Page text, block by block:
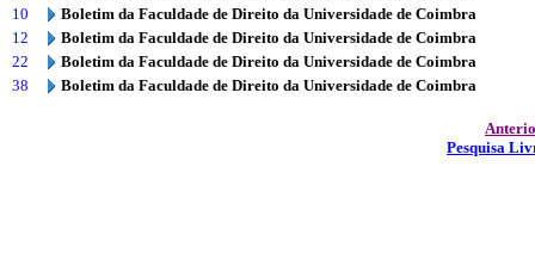
10
Boletim da Faculdade de Direito da Universidade de Coimbra
12
Boletim da Faculdade de Direito da Universidade de Coimbra
22
Boletim da Faculdade de Direito da Universidade de Coimbra
38
Boletim da Faculdade de Direito da Universidade de Coimbra
Pesquisa